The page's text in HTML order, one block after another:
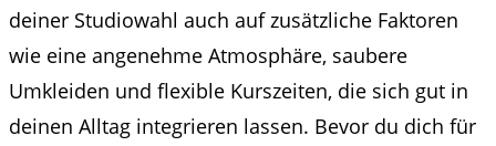
deiner Studiowahl auch auf zusätzliche Faktoren
wie eine angenehme Atmosphäre, saubere
Umkleiden und flexible Kurszeiten, die sich gut in
deinen Alltag integrieren lassen. Bevor du dich für